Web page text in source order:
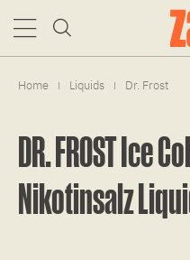
Home | Liquids | Dr. Frost
DR. FROST Ice
Nikotinsalz